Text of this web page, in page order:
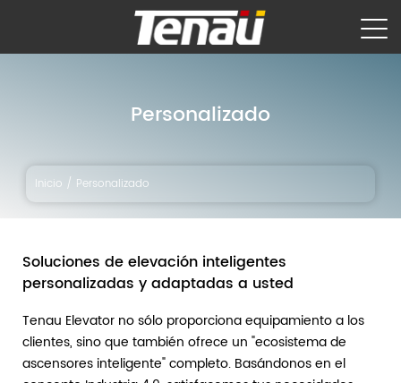
Personalizado
Inicio / Personalizado
Soluciones de elevación inteligentes
personalizadas y adaptadas a usted
Tenau Elevator no sólo proporciona equipamiento a los
clientes, sino que también ofrece un "ecosistema de
ascensores inteligente" completo. Basándonos en el